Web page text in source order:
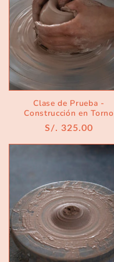
Clase de Prueba -
Construcción en Torno
Precio
habitual
S/. 325.00